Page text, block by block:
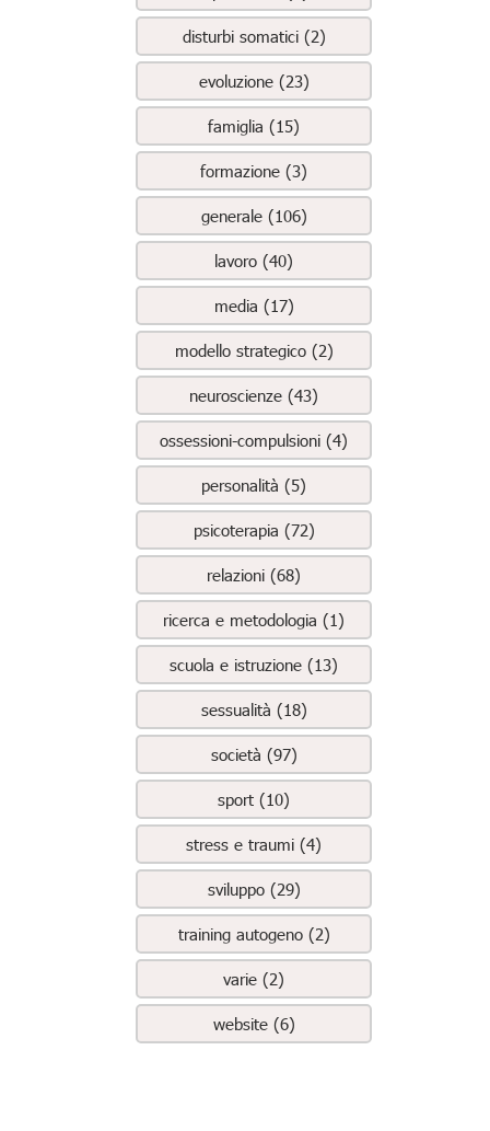
disturbi somatici (2)
evoluzione (23)
famiglia (15)
formazione (3)
generale (106)
lavoro (40)
media (17)
modello strategico (2)
neuroscienze (43)
ossessioni-compulsioni (4)
personalità (5)
psicoterapia (72)
relazioni (68)
ricerca e metodologia (1)
scuola e istruzione (13)
sessualità (18)
società (97)
sport (10)
stress e traumi (4)
sviluppo (29)
training autogeno (2)
varie (2)
website (6)